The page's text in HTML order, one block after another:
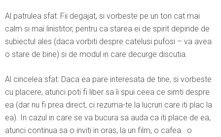
Al patrulea sfat: Fii degajat, si vorbeste pe un ton cat mai
calm si mai linistitor, pentru ca starea ei de spirit depinde de
subiectul ales (daca vorbiti despre catelusi pufosi – va avea
o stare de bine) si de modul in care decurge discutia.
Al cincelea sfat: Daca ea pare interesata de tine, si vorbeste
cu placere, atunci poti fi liber sa îi spui ceea ce simti despre
ea (dar nu fi prea direct, ci rezuma-te la lucruri care iti plac la
ea). In cazul in care se va bucura sa auda ca iti place de ea,
atunci continua sa o inviti in oras, la un film, o cafea.. o